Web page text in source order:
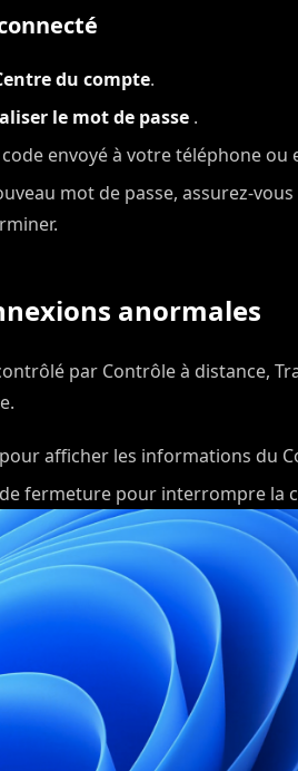
du compte.
le mot de passe .
envoyé à votre téléphone ou
mot de passe, assurez-
anormales
par Contrôle à distance,
afficher les informations du
fermeture pour interrompre la